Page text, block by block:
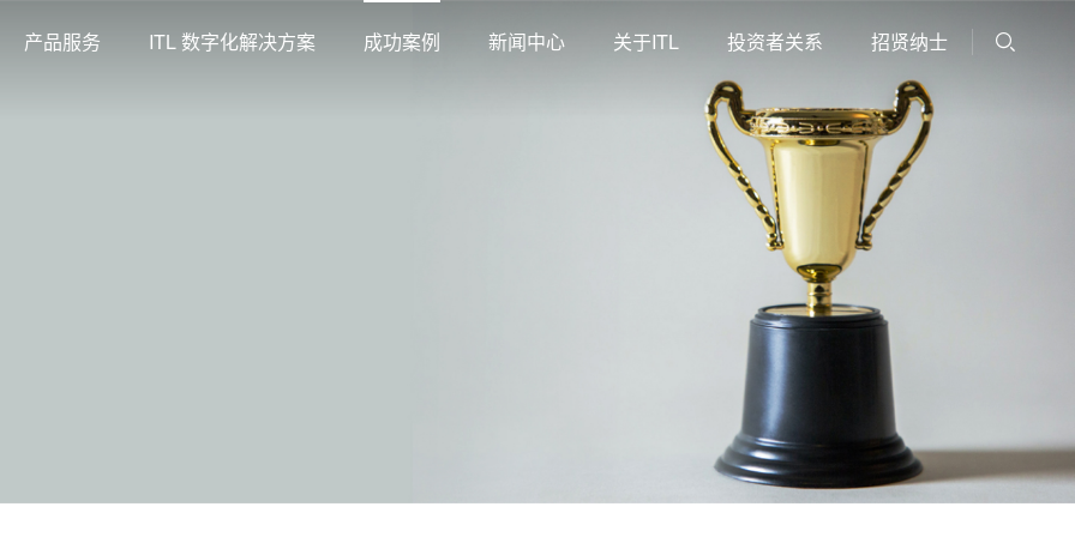
产品服务 ITL 数字化解决方案 成功案例 新闻中心 关于ITL 投资者关系 招贤纳士